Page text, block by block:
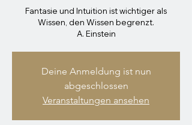
Fantasie und Intuition ist wichtiger als
Wissen, den Wissen begrenzt.
A. Einstein
Deine Anmeldung ist nun
abgeschlossen
Veranstaltungen ansehen